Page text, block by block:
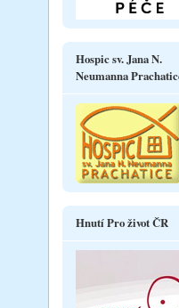
Hospic sv. Jana N.
Neumanna
Hnutí Pro život ČR